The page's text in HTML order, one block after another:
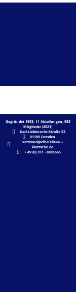
Gegründet 1993, 11 Abteilungen, 953
Mitglieder (2021)
Karl-Liebknecht-Straße 53
01109 Dresden
vorstand@vfb-hellerau-
klotzsche.de
+ 49 (0) 351 - 8805565